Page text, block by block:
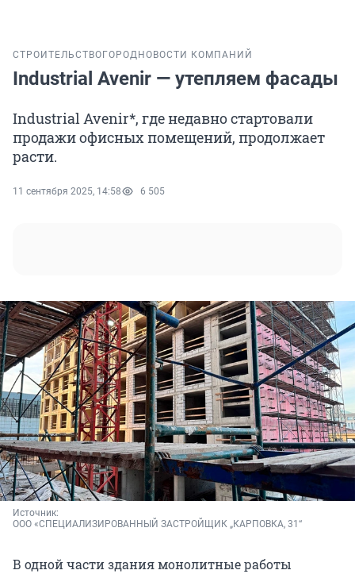
СТРОИТЕЛЬСТВО ГОРОД НОВОСТИ КОМПАНИЙ
Industrial Avenir — утепляем фасады
Industrial Avenir*, где недавно стартовали
продажи офисных помещений, продолжает
расти.
11 сентября 2025, 14:58 6 505
ООО «СПЕЦИАЛИЗИРОВАННЫЙ ЗАСТРОЙЩИК „КАРПОВКА, 31“
В одной части здания монолитные работы